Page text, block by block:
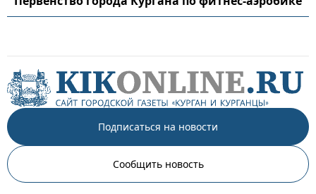
Подписаться на новости
Сообщить новость